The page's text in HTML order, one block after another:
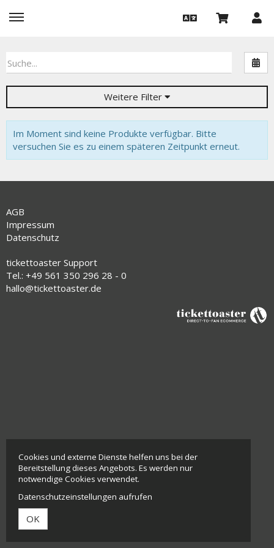
Weitere Filter
Im Moment sind keine Produkte verfügbar. Bitte
versuchen Sie es zu einem späteren Zeitpunkt erneut.
AGB
Impressum
Datenschutz
tickettoaster Support
Tel.: +49 561 350 296 28 - 0
hallo@tickettoaster.de
Cookies und externe Dienste helfen uns bei der
Bereitstellung dieses Angebots. Es werden nur
notwendige Cookies verwendet.
Datenschutzeinstellungen aufrufen
OK